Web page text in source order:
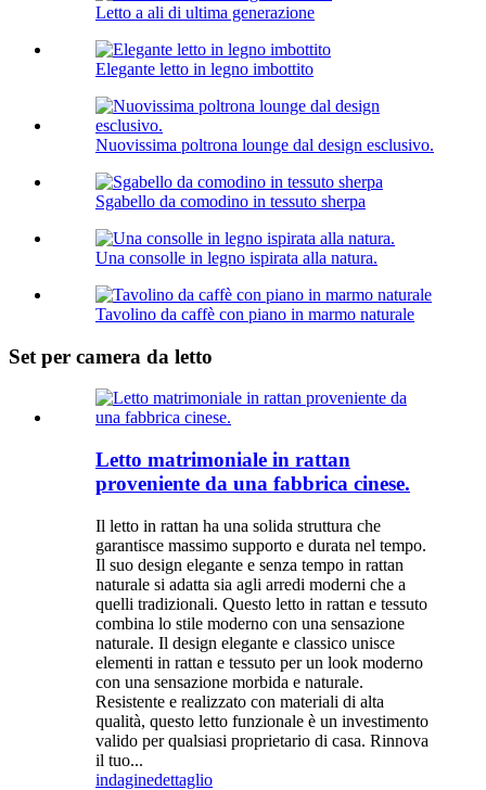
Letto a ali di ultima generazione
Elegante letto in legno imbottito
Nuovissima poltrona lounge dal design esclusivo.
Sgabello da comodino in tessuto sherpa
Una consolle in legno ispirata alla natura.
Tavolino da caffè con piano in marmo naturale
Set per camera da letto
Letto matrimoniale in rattan
proveniente da una fabbrica cinese.
Il letto in rattan ha una solida struttura che
garantisce massimo supporto e durata nel tempo.
Il suo design elegante e senza tempo in rattan
naturale si adatta sia agli arredi moderni che a
quelli tradizionali. Questo letto in rattan e tessuto
combina lo stile moderno con una sensazione
naturale. Il design elegante e classico unisce
elementi in rattan e tessuto per un look moderno
con una sensazione morbida e naturale.
Resistente e realizzato con materiali di alta
qualità, questo letto funzionale è un investimento
valido per qualsiasi proprietario di casa. Rinnova
il tuo...
indaginedettaglio